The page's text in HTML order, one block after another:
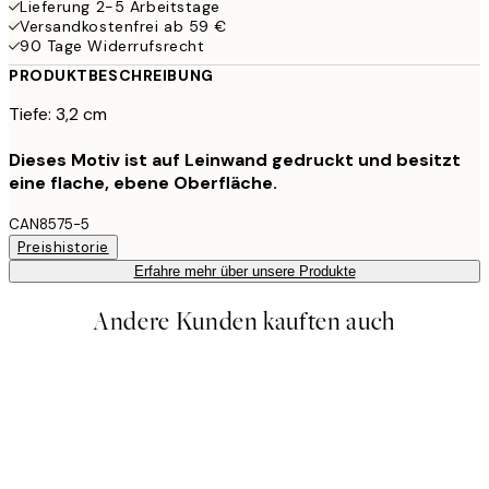
Lieferung 2-5 Arbeitstage
Versandkostenfrei ab 59 €
90 Tage Widerrufsrecht
PRODUKTBESCHREIBUNG
Tiefe: 3,2 cm
Dieses Motiv ist auf Leinwand gedruckt und besitzt
eine flache, ebene Oberfläche.
CAN8575-5
Preishistorie
Erfahre mehr über unsere Produkte
Andere Kunden kauften auch